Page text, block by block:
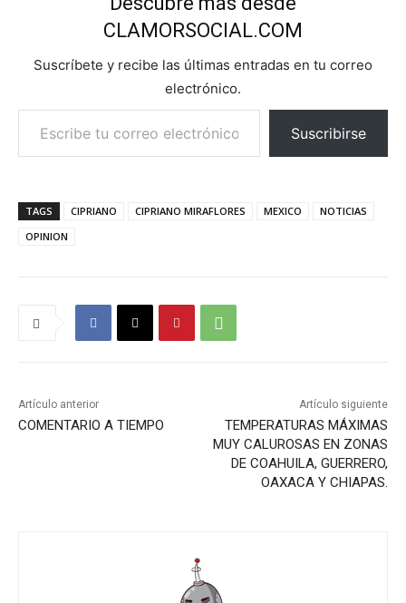
CLAMORSOCIAL.COM
Suscríbete y recibe las últimas entradas en tu correo
electrónico.
Escribe tu correo electrónico…
Suscribirse
TAGS CIPRIANO CIPRIANO MIRAFLORES MEXICO
NOTICIAS
OPINION
Artículo anterior
COMENTARIO A TIEMPO
Artículo siguiente
TEMPERATURAS MÁXIMAS
MUY CALUROSAS EN ZONAS
DE COAHUILA, GUERRERO,
OAXACA Y CHIAPAS.